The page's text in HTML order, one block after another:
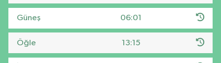
Güneş 06:01
Öğle 13:15